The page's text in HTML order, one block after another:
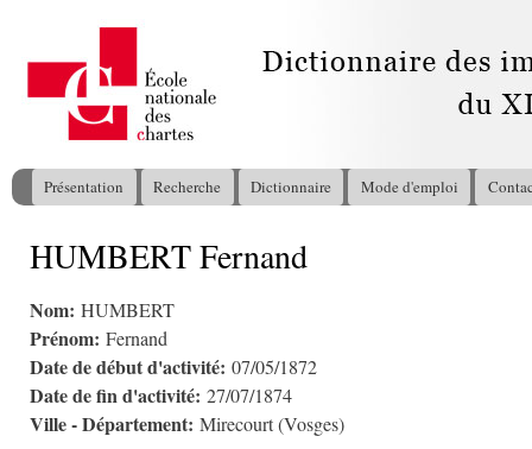
Menu principal
Présentation Recherche Dictionnaire Mode d'emploi
Vous êtes ici
HUMBERT Fernand
Nom: HUMBERT
Prénom: Fernand
Date de début d'activité: 07/05/1872
Date de fin d'activité: 27/07/1874
Ville - Département: Mirecourt (Vosges)